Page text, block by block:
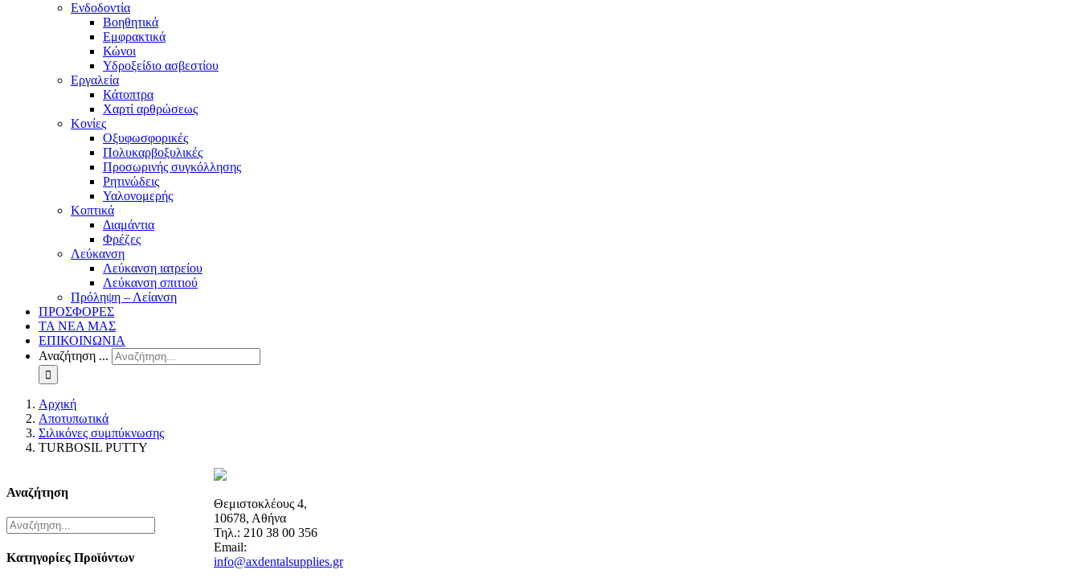
Ενδοδοντία
Βοηθητικά
Εμφρακτικά
Κώνοι
Υδροξείδιο ασβεστίου
Εργαλεία
Κάτοπτρα
Χαρτί αρθρώσεως
Κονίες
Οξυφωσφορικές
Πολυκαρβοξυλικές
Προσωρινής συγκόλλησης
Ρητινώδεις
Υαλονομερής
Κοπτικά
Διαμάντια
Φρέζες
Λεύκανση
Λεύκανση ιατρείου
Λεύκανση σπιτιού
Πρόληψη – Λείανση
ΠΡΟΣΦΟΡΕΣ
ΤΑ ΝΕΑ ΜΑΣ
ΕΠΙΚΟΙΝΩΝΙΑ
Αναζήτηση ...
Αρχική
Αποτυπωτικά
Σιλικόνες συμπύκνωσης
TURBOSIL PUTTY
Αναζήτηση
Κατηγορίες Προϊόντων
Θεμιστοκλέους 4,
10678, Αθήνα
Τηλ.: 210 38 00 356
Email:
info@axdentalsupplies.gr